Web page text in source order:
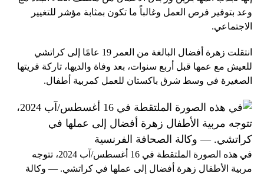
وعد بتوفير فرص العمل وغالباً ما تكون بمثابة مؤشر للتغيير
الاجتماعي.
انتقلت زهرة أفضال البالغة من العمر 19 عامًا إلى كراتشي
للعيش مع عمها قبل أربع سنوات، بعد وفاة والديها، تاركة قريتها
الصغيرة في وسط شرق باكستان للعمل كمربية أطفال.
في هذه الصورة الملتقطة في 16 أغسطس/آب 2024، تتوجه
مربية الأطفال زهرة أفضال إلى عملها في كراتشي. — وكالة